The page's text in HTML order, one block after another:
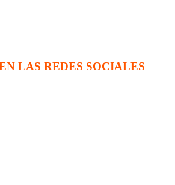
LAS REDES SOCIALES